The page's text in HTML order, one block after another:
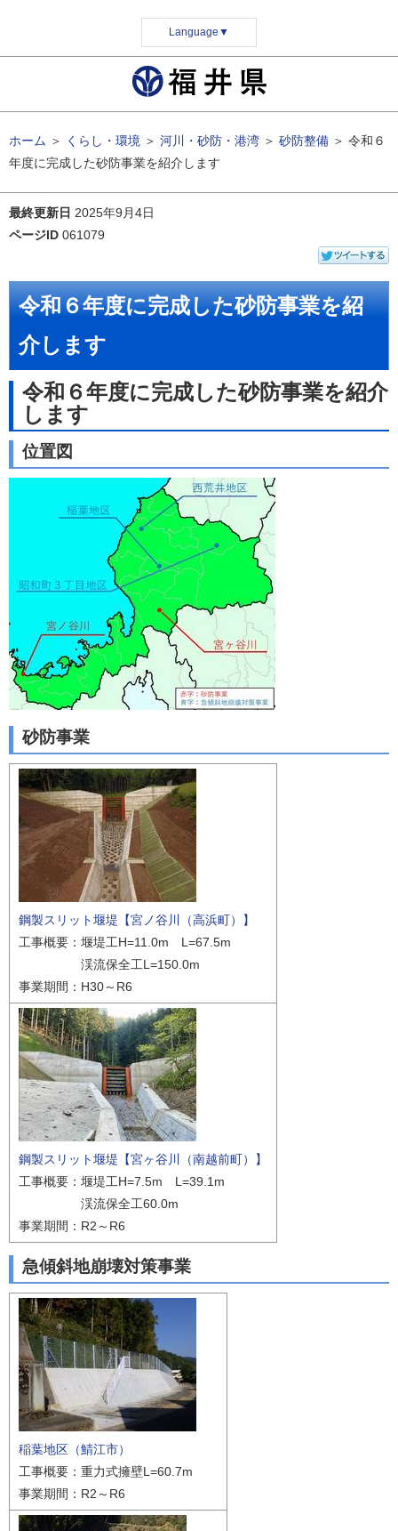
Language ▼
ホーム ＞ くらし・環境 ＞ 河川・砂防・港湾 ＞ 砂防整備 ＞ 令和６
年度に完成した砂防事業を紹介します
最終更新日 2025年9月4日
ページID 061079
令和６年度に完成した砂防事業を紹
介します
令和６年度に完成した砂防事業を紹介
します
位置図
砂防事業
鋼製スリット堰堤【宮ノ谷川（高浜町）】
工事概要：堰堤工H=11.0m L=67.5m
渓流保全工L=150.0m
事業期間：H30～R6
鋼製スリット堰堤【宮ヶ谷川（南越前町）】
工事概要：堰堤工H=7.5m L=39.1m
渓流保全工60.0m
事業期間：R2～R6
急傾斜地崩壊対策事業
稲葉地区（鯖江市）
工事概要：重力式擁壁L=60.7m
事業期間：R2～R6